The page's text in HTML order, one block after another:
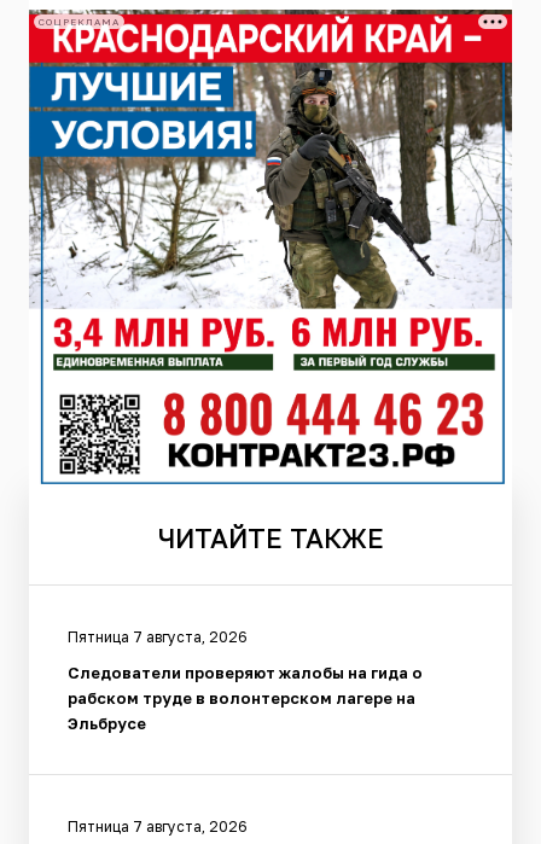
СОЦРЕКЛАМА
ЧИТАЙТЕ ТАКЖЕ
Пятница 7 августа, 2026
Следователи проверяют жалобы на гида о
рабском труде в волонтерском лагере на
Эльбрусе
Пятница 7 августа, 2026